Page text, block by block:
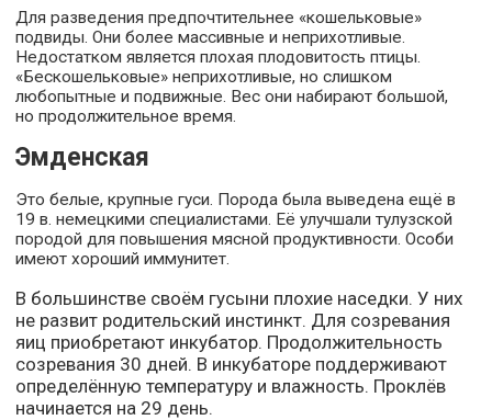
Для разведения предпочтительнее «кошельковые»
подвиды. Они более массивные и неприхотливые.
Недостатком является плохая плодовитость птицы.
«Бескошельковые» неприхотливые, но слишком
любопытные и подвижные. Вес они набирают большой,
но продолжительное время.
Эмденская
Это белые, крупные гуси. Порода была выведена ещё в
19 в. немецкими специалистами. Её улучшали тулузской
породой для повышения мясной продуктивности. Особи
имеют хороший иммунитет.
В большинстве своём гусыни плохие наседки. У них
не развит родительский инстинкт. Для созревания
яиц приобретают инкубатор. Продолжительность
созревания 30 дней. В инкубаторе поддерживают
определённую температуру и влажность. Проклёв
начинается на 29 день.